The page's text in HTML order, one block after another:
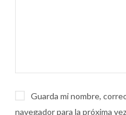
Guarda mi nombre,
navegador para la próxima